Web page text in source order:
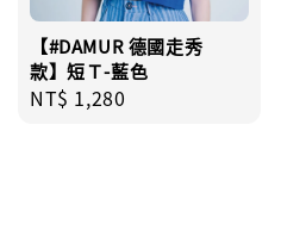
【#DAMUR 德國走秀
款】短Ｔ-藍色
Regular
NT$ 1,280